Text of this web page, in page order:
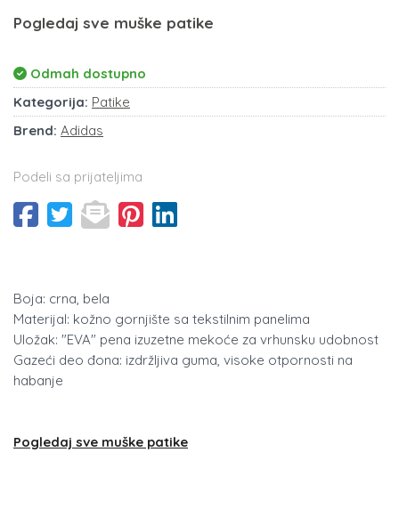
Pogledaj sve muške patike
Odmah dostupno
Kategorija: Patike
Brend: Adidas
Podeli sa prijateljima
Boja: crna, bela
Materijal: kožno gornjište sa tekstilnim panelima
Uložak: "EVA" pena izuzetne mekoće za vrhunsku udobnost
Gazeći deo đona: izdržljiva guma, visoke otpornosti na
habanje
Pogledaj sve muške patike